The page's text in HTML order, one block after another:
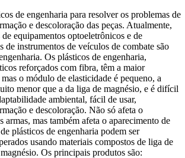
de engenharia para resolver os problemas de
e descoloração das peças. Atualmente,
equipamentos optoeletrônicos e de
de instrumentos de veículos de combate são
Os plásticos de engenharia,
reforçados com fibra, têm a maior
o módulo de elasticidade é pequeno, a
menor que a da liga de magnésio, e é difícil
ambiental, fácil de usar,
e descoloração. Não só afeta o
armas, mas também afeta o aparecimento de
plásticos de engenharia podem ser
usando materiais compostos de liga de
Os principais produtos são: